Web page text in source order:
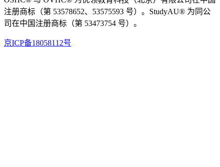
注册商标（第 53578652、53575593 号）。StudyAU® 为同公
司在中国注册商标（第 53473754 号）。
京ICP备18058112号